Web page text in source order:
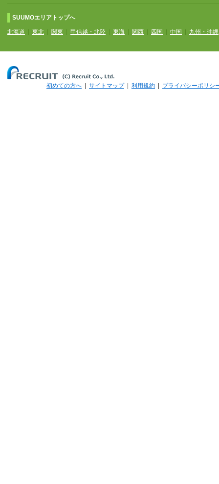
SUUMOエリアトップへ
北海道 東北 関東 甲信越・北陸 東海 関西 四国 中国 九州・沖縄
初めての方へ サイトマップ| 利用規約 プライバシーポリシ